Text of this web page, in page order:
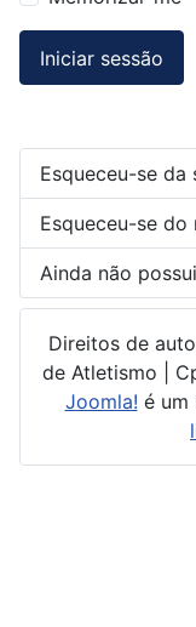
Iniciar sessão
Esqueceu-se da
Esqueceu-se
Ainda não
Direitos de
de Atletismo |
Joomla! é um